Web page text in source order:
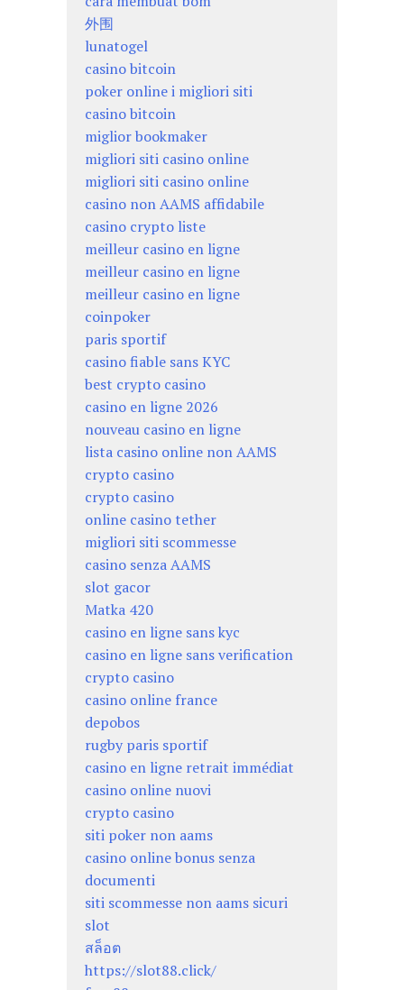
外围
lunatogel
casino bitcoin
poker online i migliori siti
casino bitcoin
miglior bookmaker
migliori siti casino online
migliori siti casino online
casino non AAMS affidabile
casino crypto liste
meilleur casino en ligne
meilleur casino en ligne
meilleur casino en ligne
coinpoker
paris sportif
casino fiable sans KYC
best crypto casino
casino en ligne 2026
nouveau casino en ligne
lista casino online non AAMS
crypto casino
crypto casino
online casino tether
migliori siti scommesse
casino senza AAMS
slot gacor
Matka 420
casino en ligne sans kyc
casino en ligne sans verification
crypto casino
casino online france
depobos
rugby paris sportif
casino en ligne retrait immédiat
casino online nuovi
crypto casino
siti poker non aams
casino online bonus senza
documenti
siti scommesse non aams sicuri
slot
สล็อต
https://slot88.click/